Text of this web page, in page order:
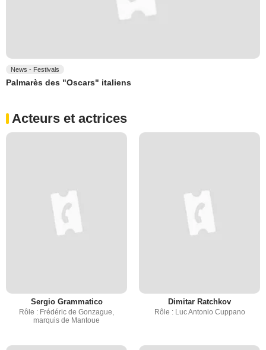
News - Festivals
Palmarès des "Oscars" italiens
Acteurs et actrices
Sergio Grammatico
Rôle : Frédéric de Gonzague,
marquis de Mantoue
Dimitar Ratchkov
Rôle : Luc Antonio Cuppano